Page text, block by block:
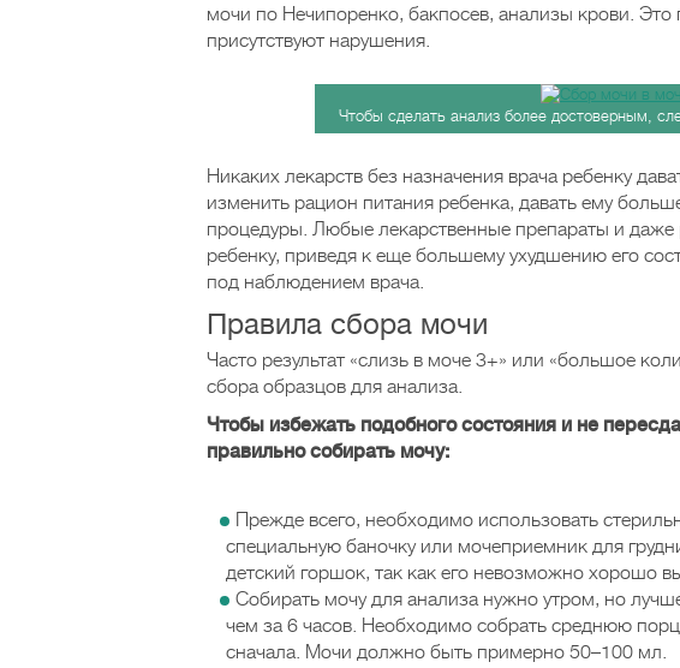
мочи по Нечипоренко, бакпосев, анализы крови.
присутствуют нарушения.
Чтобы сделать анализ более достоверным,
Никаких лекарств без назначения врача ребенку
изменить рацион питания ребенка, давать ему
процедуры. Любые лекарственные препараты и даже
ребенку, приведя к еще большему ухудшению его
под наблюдением врача.
Правила сбора мочи
Часто результат «слизь в моче 3+» или «большое
сбора образцов для анализа.
Чтобы избежать подобного состояния и не
правильно собирать мочу:
Прежде всего, необходимо использовать
специальную баночку или мочеприемник для
детский горшок, так как его невозможно хорошо
Собирать мочу для анализа нужно утром, но
чем за 6 часов. Необходимо собрать среднюю
сначала. Мочи должно быть примерно 50–100 мл.